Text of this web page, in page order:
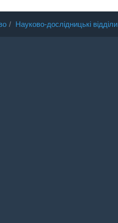
Науково-дослідницькі відділи